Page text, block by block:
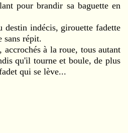
pour brandir sa baguette en
destin indécis, girouette fadette
sans répit.
à la roue, tous autant
qu'il tourne et boule, de plus
qui se lève...